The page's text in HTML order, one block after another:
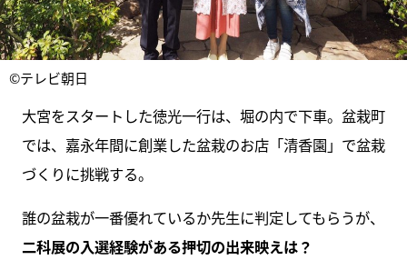
©テレビ朝日
大宮をスタートした徳光一行は、堀の内で下車。盆栽町
では、嘉永年間に創業した盆栽のお店「清香園」で盆栽
づくりに挑戦する。
誰の盆栽が一番優れているか先生に判定してもらうが、
二科展の入選経験がある押切の出来映えは？